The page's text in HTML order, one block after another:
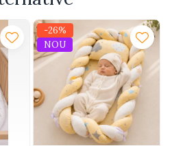
-26%
NOU